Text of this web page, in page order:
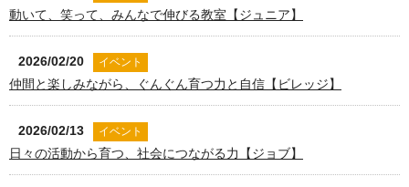
動いて、笑って、みんなで伸びる教室【ジュニア】
2026/02/20 イベント
仲間と楽しみながら、ぐんぐん育つ力と自信【ビレッジ】
2026/02/13 イベント
日々の活動から育つ、社会につながる力【ジョブ】